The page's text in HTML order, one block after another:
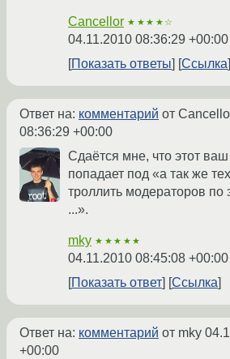
Cancellor ★★★★☆
04.11.2010 08:36:29 +00:00
Показать ответы
Ссылка
Ответ на: комментарий от
08:36:29 +00:00
Сдаётся мне, что этот
попадает под «а так же
троллить модераторов по
...».
mky ★★★★★
04.11.2010 08:45:08 +00:00
Показать ответ
Ссылка
Ответ на: комментарий от mky
+00:00